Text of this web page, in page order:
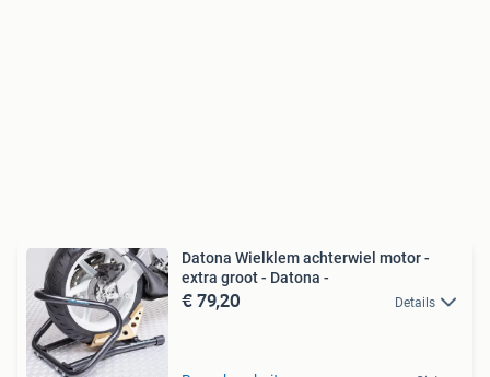
Datona Wielklem achterwiel motor -
extra groot - Datona -
€ 79,20 Details